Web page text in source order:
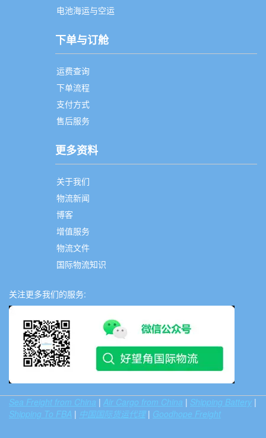
电池海运与空运
下单与订舱
运费查询
下单流程
支付方式
售后服务
更多资料
关于我们
物流新闻
博客
增值服务
物流文件
国际物流知识
关注更多我们的服务:
Sea Freight from China | Air Cargo from China | Shipping Battery |
Shipping To FBA | 中国国际货运代理| Goodhope Freight